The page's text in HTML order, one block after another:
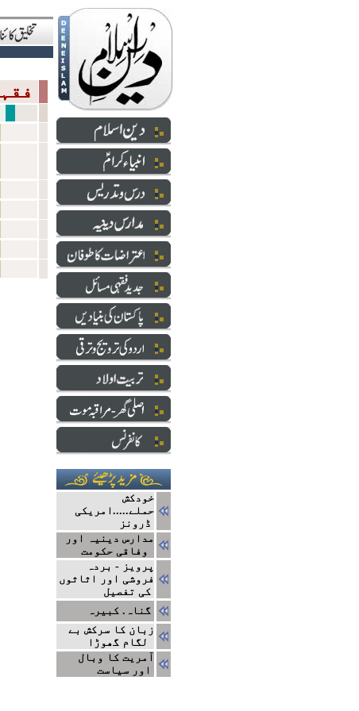
خودکش
حملے.....امریکی
ڈرونز
مدارس دینیہ اور
پرویز - بردہ
فروشی اور اثاثوں
کی تفصیل
گناہ. کبیرہ
زبان کا سرکش بے
آمریت کا وبال
اور سیاست